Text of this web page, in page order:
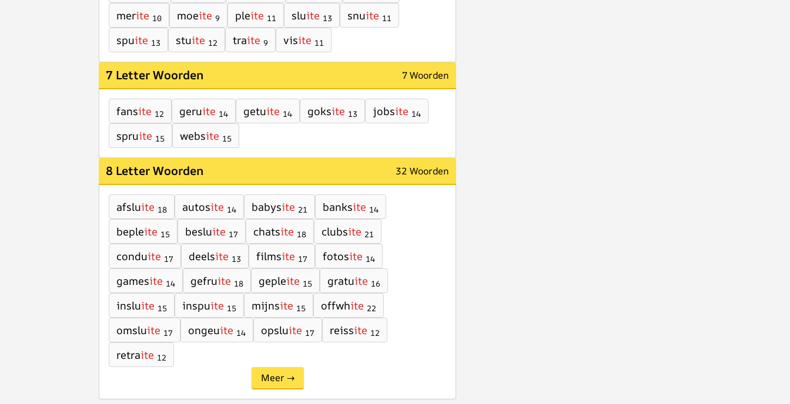
merite 10 moeite 9 pleite 11 sluite 13 snuite 11
spuite 13 stuite 12 traite 9 visite 11
7 Letter Woorden 7 Woorden
fansite 12 geruite 14 getuite 14 goksite 13 jobsite 14
spruite 15 website 15
8 Letter Woorden 32 Woorden
afsluite 18 autosite 14 babysite 21 banksite 14
bepleite 15 besluite 17 chatsite 18 clubsite 21
conduite 17 deelsite 13 filmsite 17 fotosite 14
gamesite 14 gefruite 18 gepleite 15 gratuite 16
insluite 15 inspuite 15 mijnsite 15 offwhite 22
omsluite 17 ongeuite 14 opsluite 17 reissite 12
retraite 12
Meer →